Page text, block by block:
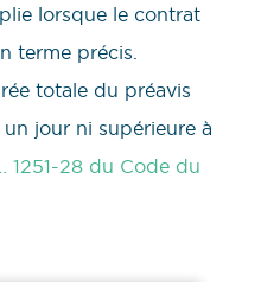
lorsque le contrat
terme précis.
totale du préavis
jour ni supérieure à
1251-28 du Code du